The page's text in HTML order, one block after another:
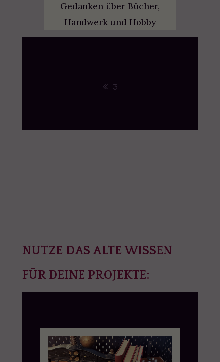
Gedanken über Bücher,
Handwerk und Hobby
3
NUTZE DAS ALTE WISSEN
FÜR DEINE PROJEKTE: